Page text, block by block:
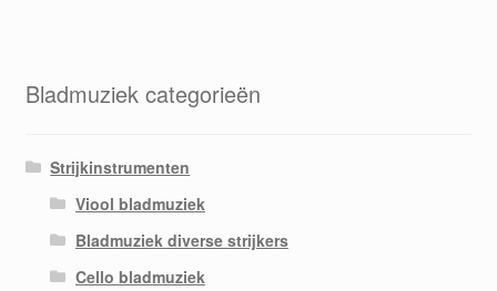
Bladmuziek categorieën
Strijkinstrumenten
Viool bladmuziek
Bladmuziek diverse strijkers
Cello bladmuziek